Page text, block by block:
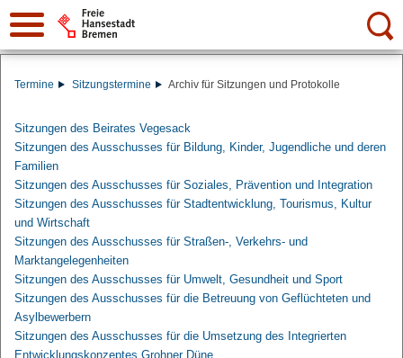
Suche:
Termine Sitzungstermine Archiv für Sitzungen und Protokolle
Sitzungen des Beirates Vegesack
Sitzungen des Ausschusses für Bildung, Kinder, Jugendliche und deren
Familien
Sitzungen des Ausschusses für Soziales, Prävention und Integration
Sitzungen des Ausschusses für Stadtentwicklung, Tourismus, Kultur
und Wirtschaft
Sitzungen des Ausschusses für Straßen-, Verkehrs- und
Marktangelegenheiten
Sitzungen des Ausschusses für Umwelt, Gesundheit und Sport
Sitzungen des Ausschusses für die Betreuung von Geflüchteten und
Asylbewerbern
Sitzungen des Ausschusses für die Umsetzung des Integrierten
Entwicklungskonzeptes Grohner Düne